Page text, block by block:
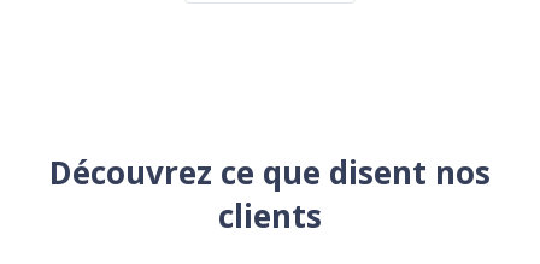
Découvrez ce que disent nos
clients